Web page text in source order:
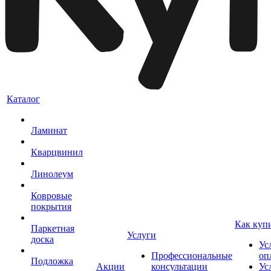
Каталог
Ламинат
Кварцвинил
Линолеум
Ковровые
покрытия
Паркетная
доска
Подложка
Акции
Услуги
Профессиональные
консультации
Как